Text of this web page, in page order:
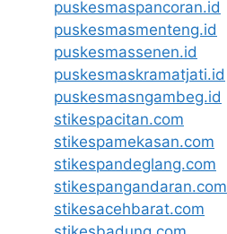
puskesmaspancoran.id
puskesmasmenteng.id
puskesmassenen.id
puskesmaskramatjati.id
puskesmasngambeg.id
stikespacitan.com
stikespamekasan.com
stikespandeglang.com
stikespangandaran.com
stikesacehbarat.com